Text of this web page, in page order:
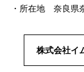
・所在地 奈良県
株式会社イ